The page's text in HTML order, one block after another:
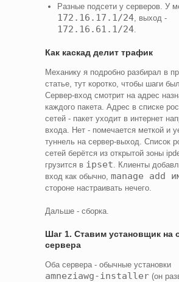
Разные подсети у серверов. У
172.16.17.1/24 , выход -
172.16.61.1/24
Как каскад делит трафик
Механику я подробно разбирал в
статье, тут коротко, чтобы шаги
Сервер-вход смотрит на адрес
каждого пакета. Адрес в списке
сетей - пакет уходит в интернет
входа. Нет - помечается меткой и
туннель на сервер-выход. Список
сетей берётся из открытой зоны
грузится в ipset . Клиенты
вход как обычно, manage add
стороне настраивать нечего.
Дальше - сборка.
Шаг 1. Ставим установщик на
сервера
Оба сервера - обычные установки
amneziawg-installer (он